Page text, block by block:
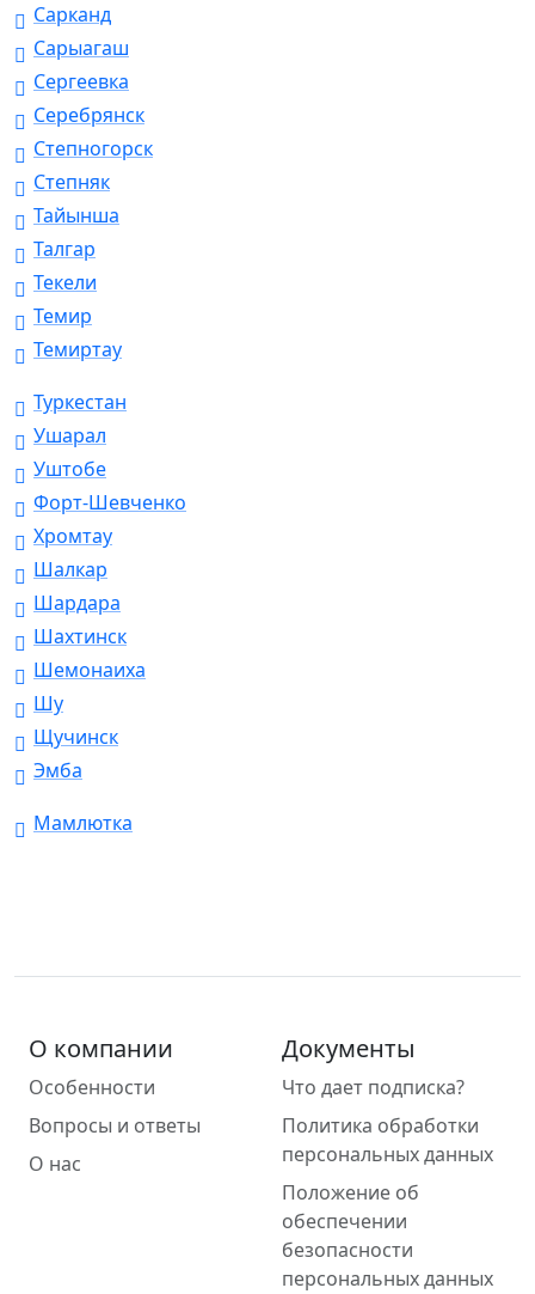
Сарканд
Сарыагаш
Сергеевка
Серебрянск
Степногорск
Степняк
Тайынша
Талгар
Текели
Темир
Темиртау
Туркестан
Ушарал
Уштобе
Форт-Шевченко
Хромтау
Шалкар
Шардара
Шахтинск
Шемонаиха
Шу
Щучинск
Эмба
Мамлютка
О компании
Особенности
Вопросы и ответы
О нас
Документы
Что дает подписка?
Политика обработки
персональных данных
Положение об
обеспечении
безопасности
персональных данных